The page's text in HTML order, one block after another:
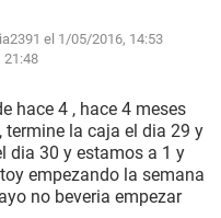
el 1/05/2016, 14:53
21:48
hace 4 , hace 4 meses
la caja el dia 29 y
dia 30 y estamos a 1 y
empezando la semana
no beveria empezar